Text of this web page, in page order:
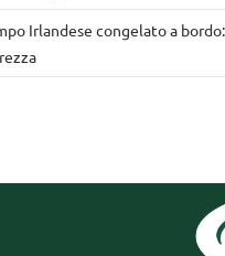
Irlandese congelato a